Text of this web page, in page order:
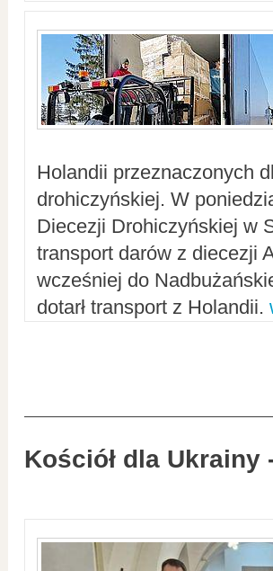
Holandii przeznaczonych
drohiczyńskiej. W
Diecezji Drohiczyńskiej w
transport darów z diecezji
wcześniej do
dotarł transport z Holandii.
Kościół dla Ukrainy